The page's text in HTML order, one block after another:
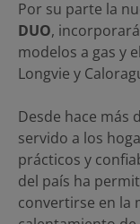
Por su parte la
DUO,
modelos a gas y
Longvie y
Desde hace más
servido a los
prácticos y
del país ha
convertirse en la